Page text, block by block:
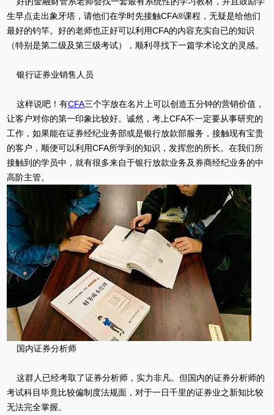
生早点走出象牙塔，请他们在学时先接触CFA®课程，无疑是给他们
最好的钓竿。好的老师也正好可以利用CFA的内容充实自已的知识
（特别是第二级及第三级考试），顺利寻找下一篇学术论文的灵感。
银行证券业销售人员
这样说吧！有CFA三个字放在名片上可以创造五分钟的营销价值，
让客户对你的第一印象比较好。诚然，考上CFA不一定要从事研究的
工作，如果能在证券经纪业务部或是银行放款部服务，接触现有宝贵
的客户，顺便可以利用CFA所学到的知识，发挥您的所长。在我们所
接触到的学员中，就有很多来自于银行放款业务及券商经纪业务的中
高阶主管。
国内证券分析师
这群人已经考取了证券分析师，实力非凡。但国内的证券分析师的
考试科目毕竟比较偏制度法规面，对于一日千里的证券业之新知比较
无法完全掌握。